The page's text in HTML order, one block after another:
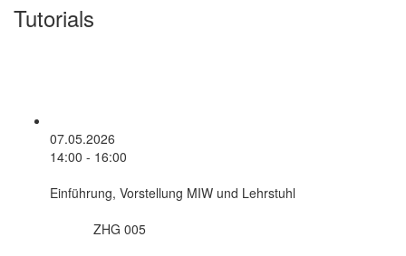
Tutorials
07.05.2026
14:00 - 16:00
Einführung, Vorstellung MIW und Lehrstuhl
ZHG 005